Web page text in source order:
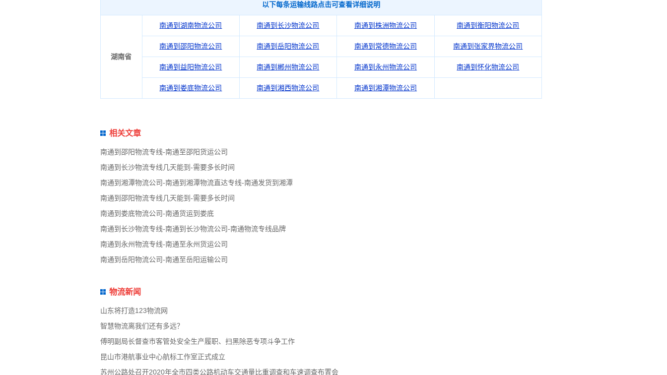
以下每条运输线路点击可查看详细说明
湖南省
南通到湖南物流公司 南通到长沙物流公司 南通到株洲物流公司 南通到衡阳物流公司
南通到邵阳物流公司 南通到岳阳物流公司 南通到常德物流公司 南通到张家界物流公司
南通到益阳物流公司 南通到郴州物流公司 南通到永州物流公司 南通到怀化物流公司
南通到娄底物流公司 南通到湘西物流公司 南通到湘潭物流公司
相关文章
南通到邵阳物流专线-南通至邵阳货运公司
南通到长沙物流专线几天能到-需要多长时间
南通到湘潭物流公司-南通到湘潭物流直达专线-南通发货到湘潭
南通到邵阳物流专线几天能到-需要多长时间
南通到娄底物流公司-南通货运到娄底
南通到长沙物流专线-南通到长沙物流公司-南通物流专线品牌
南通到永州物流专线-南通至永州货运公司
南通到岳阳物流公司-南通至岳阳运输公司
物流新闻
山东将打造123物流网
智慧物流离我们还有多远？
傅明副局长督查市客管处安全生产履职、扫黑除恶专项斗争工作
昆山市港航事业中心航标工作室正式成立
苏州公路处召开2020年全市四类公路机动车交通量比重调查和车速调查布置会